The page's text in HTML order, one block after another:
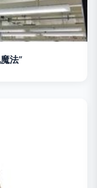
法”